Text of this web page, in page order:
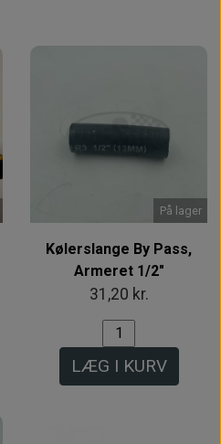
På lager
Kølerslange By Pass,
Armeret 1/2"
31,20 kr.
LÆG I KURV